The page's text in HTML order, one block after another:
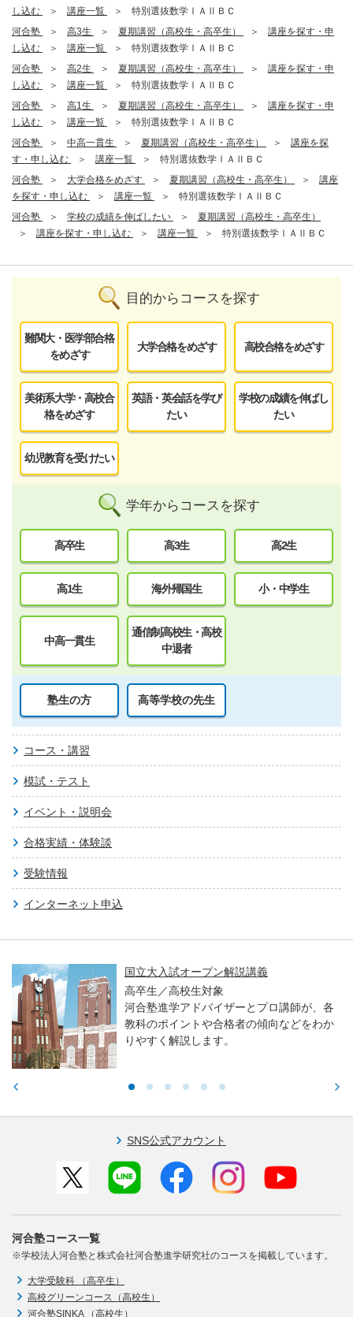
し込む
講座一覧
特別選抜数学ⅠＡⅡＢＣ
河合塾
高3生 夏期講習（高校生・高卒生）
講座を探す・申
し込む
講座一覧
特別選抜数学ⅠＡⅡＢＣ
河合塾
高2生 夏期講習（高校生・高卒生）
講座を探す・申
し込む
講座一覧
特別選抜数学ⅠＡⅡＢＣ
河合塾
高1生 夏期講習（高校生・高卒生）
講座を探す・申
し込む
講座一覧
特別選抜数学ⅠＡⅡＢＣ
河合塾
中高一貫生 夏期講習（高校生・高卒生）
講座を探
す・申し込む
講座一覧
特別選抜数学ⅠＡⅡＢＣ
河合塾
大学合格をめざす 夏期講習（高校生・高卒生）
講座
を探す・申し込む
講座一覧
特別選抜数学ⅠＡⅡＢＣ
河合塾
学校の成績を伸ばしたい
夏期講習（高校生・高卒生）
講座を探す・申し込む
講座一覧 特別選抜数学ⅠＡⅡＢＣ
目的からコースを探す
難関大・医学部合格
をめざす
大学合格をめざす 高校合格をめざす
美術系大学・高校合
格をめざす
英語・英会話を学び
たい
学校の成績を伸ばし
たい
幼児教育を受けたい
学年からコースを探す
高卒生 高3生 高2生
高1生 海外帰国生 小・中学生
中高一貫生
通信制高校生・高校
中退者
塾生の方 高等学校の先生
コース・講習
模試・テスト
イベント・説明会
合格実績・体験談
受験情報
インターネット申込
国立大入試オープン解説講義
高卒生／高校生対象
河合塾進学アドバイザーとプロ講師が、各
教科のポイントや合格者の傾向などをわか
りやすく解説します。
SNS公式アカウント
河合塾コース一覧
※学校法人河合塾と株式会社河合塾進学研究社のコースを掲載しています。
大学受験科 （高卒生）
高校グリーンコース（高校生）
河合塾SINKA （高校生）